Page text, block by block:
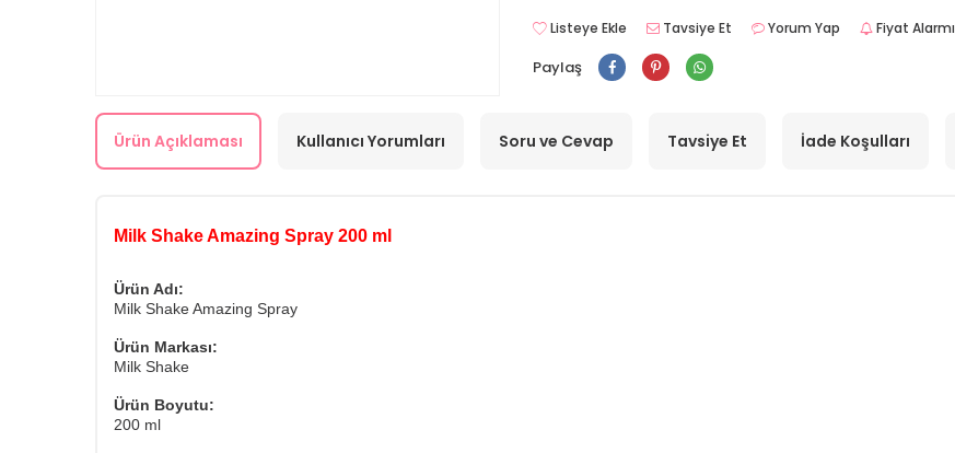
Listeye Ekle Tavsiye Et Yorum Yap Fiyat Alarmı
Paylaş
Ürün Açıklaması Kullanıcı Yorumları Soru ve Cevap Tavsiye Et İade Koşulları
Milk Shake Amazing Spray 200 ml
Ürün Adı:
Milk Shake Amazing Spray
Ürün Markası:
Milk Shake
Ürün Boyutu:
200 ml